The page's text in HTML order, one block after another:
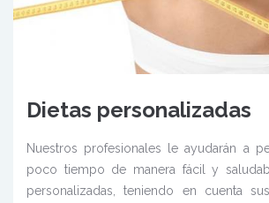
Dietas personalizadas
Nuestros profesionales le ayudarán a
poco tiempo de manera fácil y
personalizadas, teniendo en cuenta